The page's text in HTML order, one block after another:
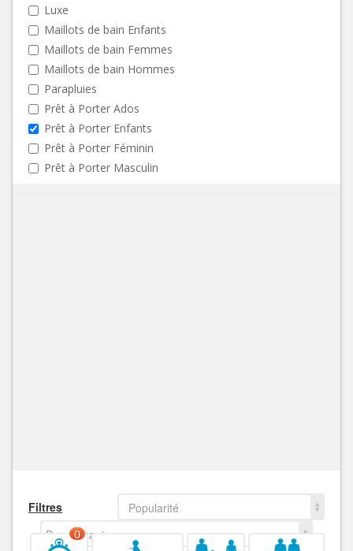
Luxe
Maillots de bain Enfants
Maillots de bain Femmes
Maillots de bain Hommes
Parapluies
Prêt à Porter Ados
Prêt à Porter Enfants
Prêt à Porter Féminin
Prêt à Porter Masculin
Filtres
Popularité
Decroissant
0